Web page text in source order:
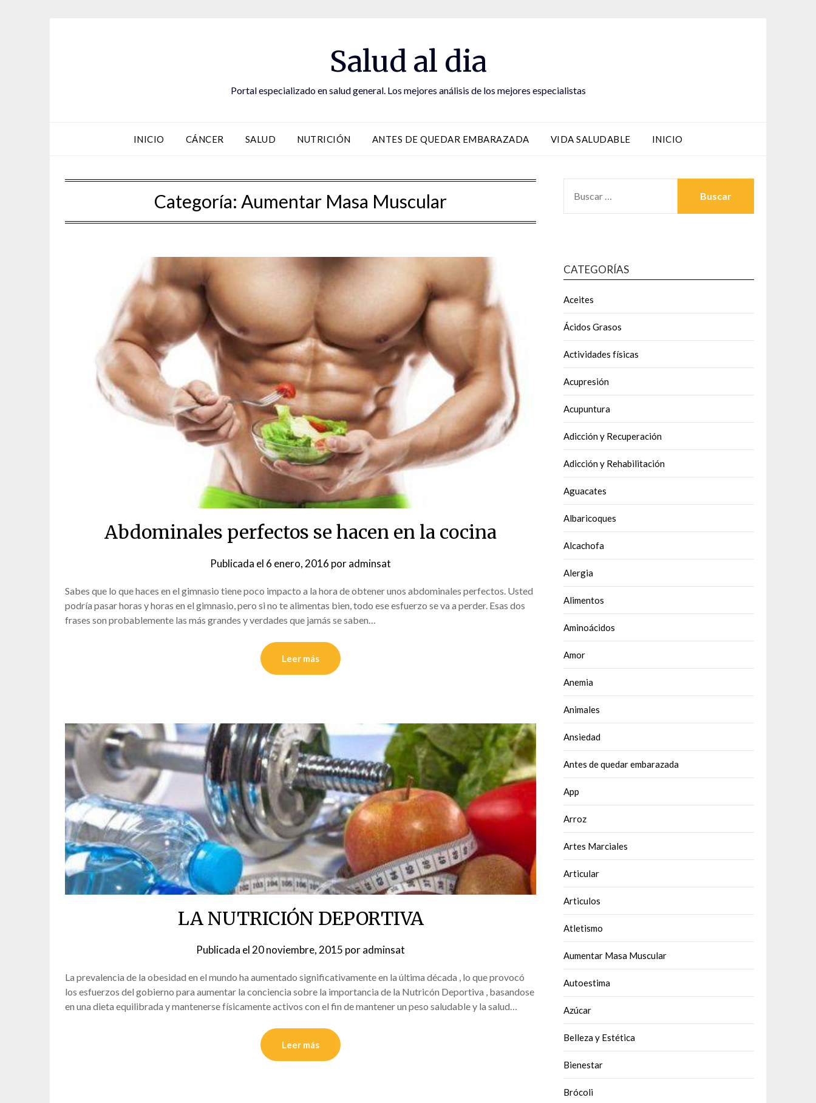
Salud al dia
Portal especializado en salud general. Los mejores análisis de los mejores especialistas
INICIO CÁNCER SALUD NUTRICIÓN ANTES DE QUEDAR EMBARAZADA VIDA SALUDABLE INICIO
Categoría: Aumentar Masa Muscular
Abdominales perfectos se hacen en la cocina
Publicada el 6 enero, 2016 poradminsat
Sabes que lo que haces en el gimnasio tiene poco impacto a la hora de obtener unos abdominales perfectos. Usted
podría pasar horas y horas en el gimnasio, pero si no te alimentas bien, todo ese esfuerzo se va a perder. Esas dos
frases son probablemente las más grandes y verdades que jamás se saben…
Leer más
LA NUTRICIÓN DEPORTIVA
Publicada el 20 noviembre, 2015 poradminsat
La prevalencia de la obesidad en el mundo ha aumentado significativamente en la última década , lo que provocó
los esfuerzos del gobierno para aumentar la conciencia sobre la importancia de la Nutricón Deportiva , basandose
en una dieta equilibrada y mantenerse físicamente activos con el fin de mantener un peso saludable y la salud…
Leer más
CATEGORÍAS
Aceites
Ácidos Grasos
Actividades físicas
Acupresión
Acupuntura
Adicción y Recuperación
Adicción y Rehabilitación
Aguacates
Albaricoques
Alcachofa
Alergia
Alimentos
Aminoácidos
Amor
Anemia
Animales
Ansiedad
Antes de quedar embarazada
App
Arroz
Artes Marciales
Articular
Articulos
Atletismo
Aumentar Masa Muscular
Autoestima
Azúcar
Belleza y Estética
Bienestar
Brócoli